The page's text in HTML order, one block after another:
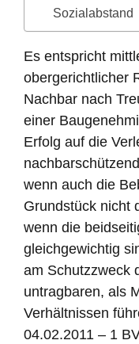
Sozialabstand
Es entspricht
obergerichtlicher
Nachbar nach
einer
Erfolg auf die
wenn auch die
Grundstück nicht
wenn die
gleichgewichtig
am Schutzzweck
untragbaren, als
Verhältnissen
04.02.2011 – 1